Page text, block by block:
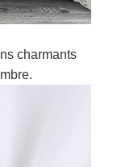
charmants